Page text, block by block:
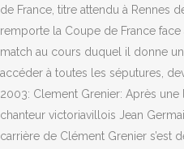
de France, titre attendu à Rennes
remporte la Coupe de France face
match au cours duquel il donne
accéder à toutes les séputures,
2003: Clement Grenier: Après
chanteur victoriavillois Jean
carrière de Clément Grenier s’est